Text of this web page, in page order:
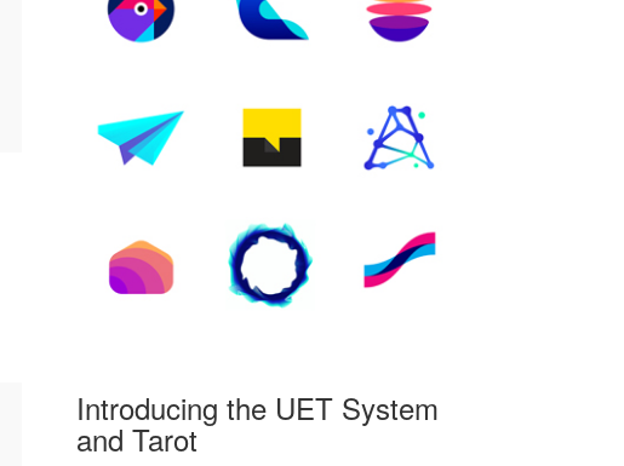
Introducing the UET System
and Tarot